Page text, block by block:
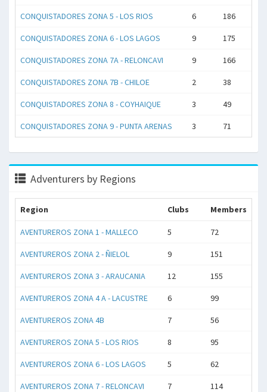
CONQUISTADORES ZONA 5 - LOS RIOS 6 186
CONQUISTADORES ZONA 6 - LOS LAGOS 9 175
CONQUISTADORES ZONA 7A - RELONCAVI 9 166
CONQUISTADORES ZONA 7B - CHILOE 2 38
CONQUISTADORES ZONA 8 - COYHAIQUE 3 49
CONQUISTADORES ZONA 9 - PUNTA ARENAS 3 71
Adventurers by Regions
Region Clubs Members
AVENTUREROS ZONA 1 - MALLECO 5 72
AVENTUREROS ZONA 2 - ÑIELOL 9 151
AVENTUREROS ZONA 3 - ARAUCANIA 12 155
AVENTUREROS ZONA 4 A - LACUSTRE 6 99
AVENTUREROS ZONA 4B 7 56
AVENTUREROS ZONA 5 - LOS RIOS 8 95
AVENTUREROS ZONA 6 - LOS LAGOS 5 62
AVENTUREROS ZONA 7 - RELONCAVI 7 114